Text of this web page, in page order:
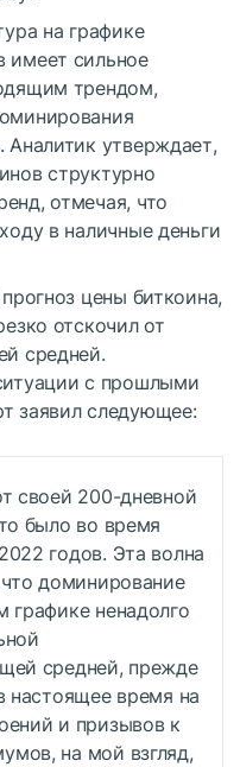
на графике
имеет сильное
трендом,
утверждает,
структурно
отмечая, что
в наличные деньги
цены биткоина,
отскочил от
средней.
с прошлыми
заявил следующее:
своей 200-дневной
было во время
годов. Эта волна
доминирование
графике ненадолго
средней, прежде
настоящее время на
и призывов к
на мой взгляд,